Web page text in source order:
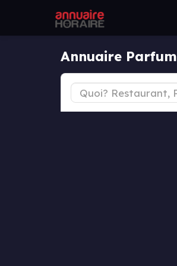
Annuaire Parfum